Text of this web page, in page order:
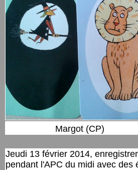
Margot (CP)
Jeudi 13 février 2014,
pendant l'APC du midi avec des